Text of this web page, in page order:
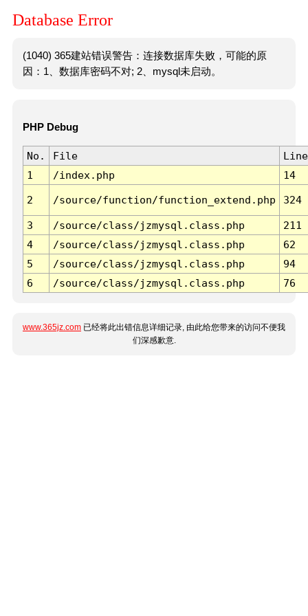
Database Error
(1040) 365建站错误警告：连接数据库失败，可能的原
因：1、数据库密码不对; 2、mysql未启动。
PHP Debug
No. File
Line
1
/index.php 14
2 /source/function/function_extend.php 324
3 /source/class/jzmysql.class.php
211
4
/source/class/jzmysql.class.php
62
5
/source/class/jzmysql.class.php
94
6
/source/class/jzmysql.class.php 76
www.365jz.com 已经将此出错信息详细记录, 由此给您带来的访问不便我
们深感歉意.